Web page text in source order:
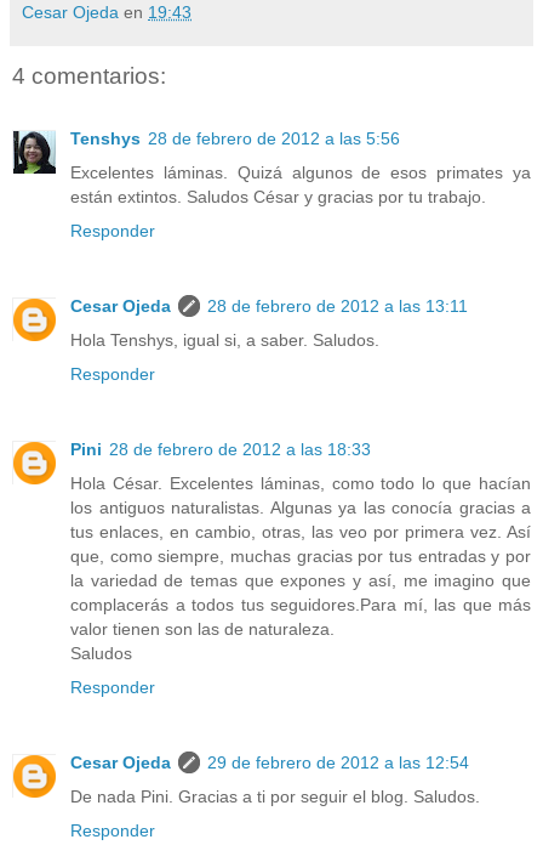
Cesar Ojeda en 19:43
4 comentarios:
Tenshys 28 de febrero de 2012 a las 5:56
Excelentes láminas. Quizá algunos de esos primates ya
están extintos. Saludos César y gracias por tu trabajo.
Responder
Cesar Ojeda
28 de febrero de 2012 a las 13:11
Hola Tenshys, igual si, a saber. Saludos.
Responder
Pini 28 de febrero de 2012 a las 18:33
Hola César. Excelentes láminas, como todo lo que hacían
los antiguos naturalistas. Algunas ya las conocía gracias a
tus enlaces, en cambio, otras, las veo por primera vez. Así
que, como siempre, muchas gracias por tus entradas y por
la variedad de temas que expones y así, me imagino que
complacerás a todos tus seguidores.Para mí, las que más
valor tienen son las de naturaleza.
Saludos
Responder
Cesar Ojeda
29 de febrero de 2012 a las 12:54
De nada Pini. Gracias a ti por seguir el blog. Saludos.
Responder